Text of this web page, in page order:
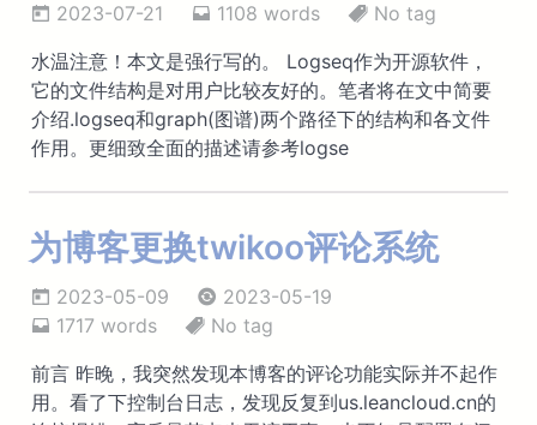
2023-07-21 1108 words
No tag
水温注意！本文是强行写的。 Logseq作为开源软件，
它的文件结构是对用户比较友好的。笔者将在文中简要
介绍.logseq和graph(图谱)两个路径下的结构和各文件
作用。更细致全面的描述请参考logse
为博客更换twikoo评论系统
2023-05-09
2023-05-19
1717 words
No tag
前言 昨晚，我突然发现本博客的评论功能实际并不起作
用。看了下控制台日志，发现反复到us.leancloud.cn的